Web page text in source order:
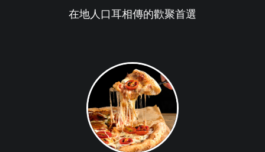
在地人口耳相傳的歡聚首選